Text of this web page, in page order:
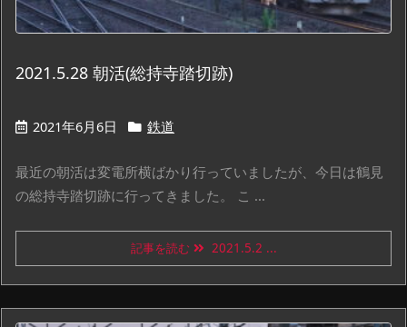
2021.5.28 朝活(総持寺踏切跡)
2021年6月6日 鉄道
最近の朝活は変電所横ばかり行っていましたが、今日は鶴見
の総持寺踏切跡に行ってきました。 こ ...
記事を読む 2021.5.2 ...